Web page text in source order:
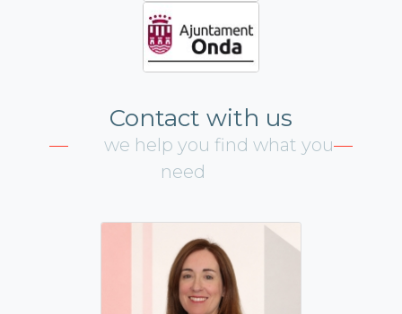
Contact with us
we help you find what you
need